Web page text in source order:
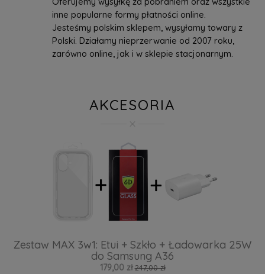
inne popularne formy płatności online.
Jesteśmy polskim sklepem, wysyłamy towary z
Polski. Działamy nieprzerwanie od 2007 roku,
zarówno online, jak i w sklepie stacjonarnym.
AKCESORIA
Zestaw MAX 3w1: Etui + Szkło + Ładowarka 25W
do Samsung A36
179,00 zł 247,00 zł